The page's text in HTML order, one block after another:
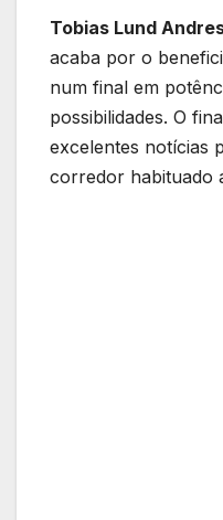
Tobias Lund
acaba por o
num final em
possibilidades. O
excelentes notícias
corredor habituado